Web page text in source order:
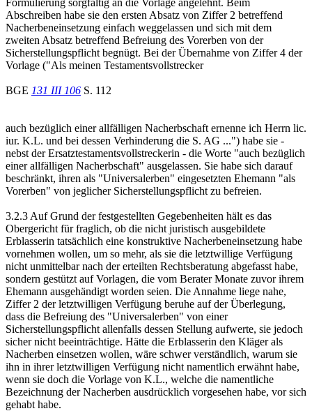
Abschreiben habe sie den ersten Absatz von Ziffer 2 betreffend
Nacherbeneinsetzung einfach weggelassen und sich mit dem
zweiten Absatz betreffend Befreiung des Vorerben von der
Sicherstellungspflicht begnügt. Bei der Übernahme von Ziffer 4 der
Vorlage ("Als meinen Testamentsvollstrecker
BGE 131 III 106 S. 112
auch bezüglich einer allfälligen Nacherbschaft ernenne ich Herrn lic.
iur. K.L. und bei dessen Verhinderung die S. AG ...") habe sie -
nebst der Ersatztestamentsvollstreckerin - die Worte "auch bezüglich
einer allfälligen Nacherbschaft" ausgelassen. Sie habe sich darauf
beschränkt, ihren als "Universalerben" eingesetzten Ehemann "als
Vorerben" von jeglicher Sicherstellungspflicht zu befreien.
3.2.3 Auf Grund der festgestellten Gegebenheiten hält es das
Obergericht für fraglich, ob die nicht juristisch ausgebildete
Erblasserin tatsächlich eine konstruktive Nacherbeneinsetzung habe
vornehmen wollen, um so mehr, als sie die letztwillige Verfügung
nicht unmittelbar nach der erteilten Rechtsberatung abgefasst habe,
sondern gestützt auf Vorlagen, die vom Berater Monate zuvor ihrem
Ehemann ausgehändigt worden seien. Die Annahme liege nahe,
Ziffer 2 der letztwilligen Verfügung beruhe auf der Überlegung,
dass die Befreiung des "Universalerben" von einer
Sicherstellungspflicht allenfalls dessen Stellung aufwerte, sie jedoch
sicher nicht beeinträchtige. Hätte die Erblasserin den Kläger als
Nacherben einsetzen wollen, wäre schwer verständlich, warum sie
ihn in ihrer letztwilligen Verfügung nicht namentlich erwähnt habe,
wenn sie doch die Vorlage von K.L., welche die namentliche
Bezeichnung der Nacherben ausdrücklich vorgesehen habe, vor sich
gehabt habe.